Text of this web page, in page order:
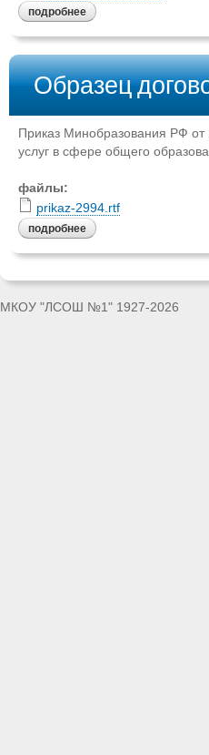
подробнее
Образец
Приказ Минобразования РФ
услуг в сфере общего
файлы:
prikaz-2994.rtf
подробнее
МКОУ "ЛСОШ №1" 1927-2026